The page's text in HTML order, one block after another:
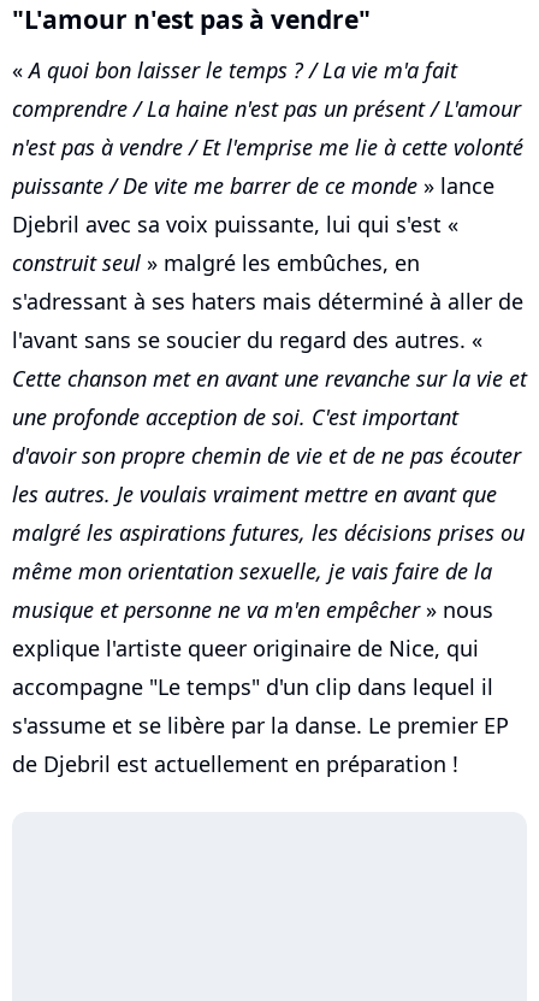
"L'amour n'est pas à vendre"
«A quoi bon laisser le temps ? / La vie m'a fait
comprendre / La haine n'est pas un présent / L'amour
n'est pas à vendre / Et l'emprise me lie à cette volonté
puissante / De vite me barrer de ce monde » lance
Djebril avec sa voix puissante, lui qui s'est «
construit seul » malgré les embûches, en
s'adressant à ses haters mais déterminé à aller de
l'avant sans se soucier du regard des autres. «
Cette chanson met en avant une revanche sur la vie et
une profonde acception de soi. C'est important
d'avoir son propre chemin de vie et de ne pas écouter
les autres. Je voulais vraiment mettre en avant que
malgré les aspirations futures, les décisions prises ou
même mon orientation sexuelle, je vais faire de la
musique et personne ne va m'en empêcher» nous
explique l'artiste queer originaire de Nice, qui
accompagne "Le temps" d'un clip dans lequel il
s'assume et se libère par la danse. Le premier EP
de Djebril est actuellement en préparation !